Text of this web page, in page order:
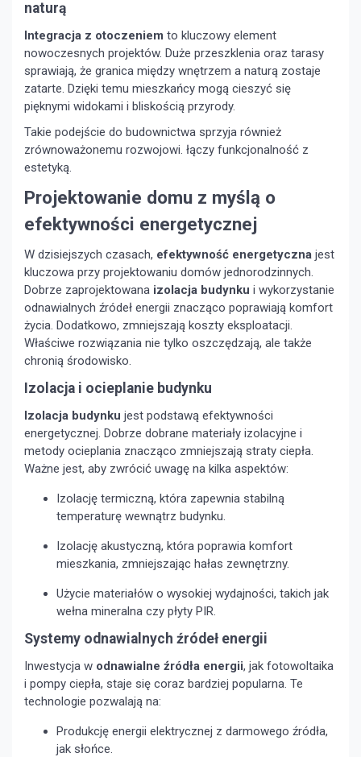
naturą
Integracja z otoczeniem to kluczowy element
nowoczesnych projektów. Duże przeszklenia oraz tarasy
sprawiają, że granica między wnętrzem a naturą zostaje
zatarte. Dzięki temu mieszkańcy mogą cieszyć się
pięknymi widokami i bliskością przyrody.
Takie podejście do budownictwa sprzyja również
zrównoważonemu rozwojowi. łączy funkcjonalność z
estetyką.
Projektowanie domu z myślą o
efektywności energetycznej
W dzisiejszych czasach, efektywność energetyczna jest
kluczowa przy projektowaniu domów jednorodzinnych.
Dobrze zaprojektowana izolacja budynku i wykorzystanie
odnawialnych źródeł energii znacząco poprawiają komfort
życia. Dodatkowo, zmniejszają koszty eksploatacji.
Właściwe rozwiązania nie tylko oszczędzają, ale także
chronią środowisko.
Izolacja i ocieplanie budynku
Izolacja budynku jest podstawą efektywności
energetycznej. Dobrze dobrane materiały izolacyjne i
metody ocieplania znacząco zmniejszają straty ciepła.
Ważne jest, aby zwrócić uwagę na kilka aspektów:
Izolację termiczną, która zapewnia stabilną
temperaturę wewnątrz budynku.
Izolację akustyczną, która poprawia komfort
mieszkania, zmniejszając hałas zewnętrzny.
Użycie materiałów o wysokiej wydajności, takich jak
wełna mineralna czy płyty PIR.
Systemy odnawialnych źródeł energii
Inwestycja w odnawialne źródła energii, jak fotowoltaika
i pompy ciepła, staje się coraz bardziej popularna. Te
technologie pozwalają na:
Produkcję energii elektrycznej z darmowego źródła,
jak słońce.